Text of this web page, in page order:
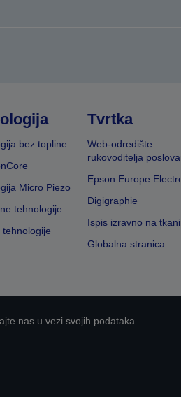
bez topline
Micro Piezo
tehnologije
tehnologije
Tvrtka
Web-odredište
rukovoditelja
Epson Europe
Digigraphie
Ispis izravno na
Globalna stranica
nas u vezi svojih podataka